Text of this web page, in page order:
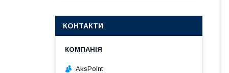
КОНТАКТИ
AksPoint